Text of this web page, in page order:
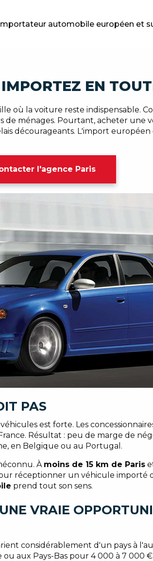
automobile européen et
EN
où la voiture reste indispensable.
ménages. Pourtant, acheter une
décourageants. L'import
l'agence Paris
PAS
est forte. Les
Résultat : peu de marge de
en Belgique ou au Portugal.
À moins de 15 km de Paris
réceptionner un véhicule importé
prend tout son sens.
VRAIE
considérablement d'un pays à
aux Pays-Bas pour 4 000 à 7 000